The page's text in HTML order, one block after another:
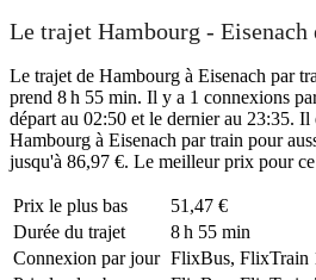
Le trajet Hambourg - Eisenach
Le trajet de Hambourg à Eisenach par
prend 8 h 55 min. Il y a 1 connexions
départ au 02:50 et le dernier au 23:35. Il
Hambourg à Eisenach par train pour
jusqu'à 86,97 €. Le meilleur prix pour
Prix ​​le plus bas
51,47 €
Durée du trajet
8 h 55 min
Connexion par jour FlixBus, FlixTrain